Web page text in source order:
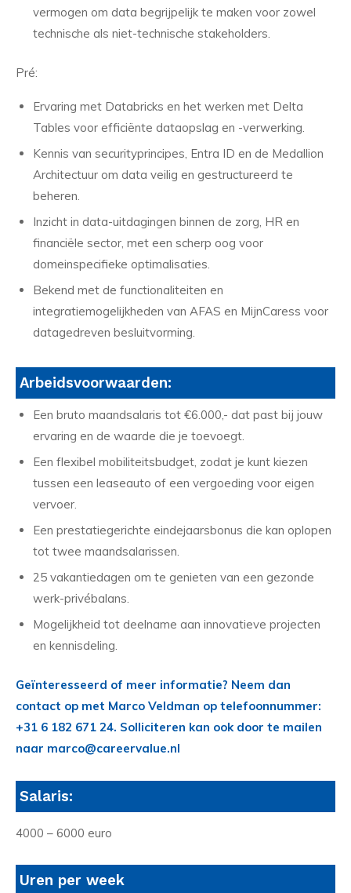
vermogen om data begrijpelijk te maken voor zowel
technische als niet-technische stakeholders.
Pré:
Ervaring met Databricks en het werken met Delta
Tables voor efficiënte dataopslag en -verwerking.
Kennis van securityprincipes, Entra ID en de Medallion
Architectuur om data veilig en gestructureerd te
beheren.
Inzicht in data-uitdagingen binnen de zorg, HR en
financiële sector, met een scherp oog voor
domeinspecifieke optimalisaties.
Bekend met de functionaliteiten en
integratiemogelijkheden van AFAS en MijnCaress voor
datagedreven besluitvorming.
Arbeidsvoorwaarden:
Een bruto maandsalaris tot €6.000,- dat past bij jouw
ervaring en de waarde die je toevoegt.
Een flexibel mobiliteitsbudget, zodat je kunt kiezen
tussen een leaseauto of een vergoeding voor eigen
vervoer.
Een prestatiegerichte eindejaarsbonus die kan oplopen
tot twee maandsalarissen.
25 vakantiedagen om te genieten van een gezonde
werk-privébalans.
Mogelijkheid tot deelname aan innovatieve projecten
en kennisdeling.
Geïnteresseerd of meer informatie? Neem dan
contact op met Marco Veldman op telefoonnummer:
+31 6 182 671 24. Solliciteren kan ook door te mailen
naar marco@careervalue.nl
Salaris:
4000 – 6000 euro
Uren per week